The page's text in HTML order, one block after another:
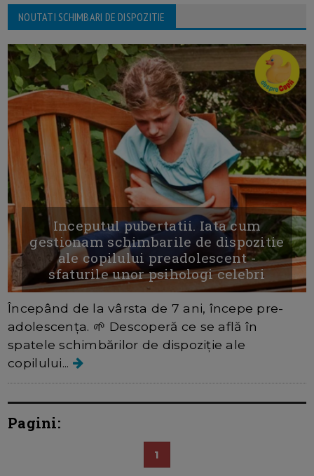
NOUTATI SCHIMBARI DE DISPOZITIE
Inceputul pubertatii. Iata cum
gestionam schimbarile de dispozitie
ale copilului preadolescent -
sfaturile unor psihologi celebri
Începând de la vârsta de 7 ani, începe pre-
adolescența. 🌱 Descoperă ce se află în
spatele schimbărilor de dispoziție ale
copilului...
Pagini:
1